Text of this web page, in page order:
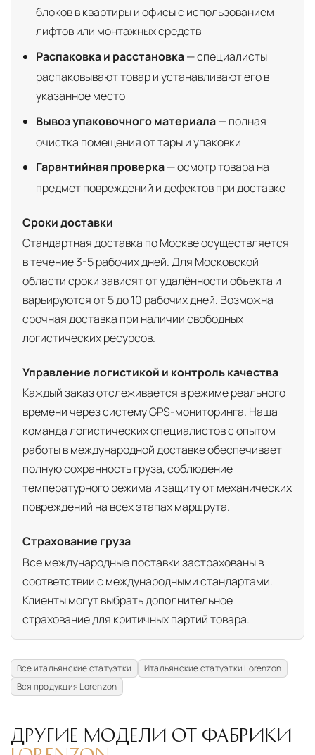
блоков в квартиры и офисы с использованием
лифтов или монтажных средств
Распаковка и расстановка— специалисты
распаковывают товар и устанавливают его в
указанное место
Вывоз упаковочного материала— полная
очистка помещения от тары и упаковки
Гарантийная проверка— осмотр товара на
предмет повреждений и дефектов при доставке
Сроки доставки
Стандартная доставка по Москве осуществляется
в течение 3-5 рабочих дней. Для Московской
области сроки зависят от удалённости объекта и
варьируются от 5 до 10 рабочих дней. Возможна
срочная доставка при наличии свободных
логистических ресурсов.
Управление логистикой и контроль качества
Каждый заказ отслеживается в режиме реального
времени через систему GPS-мониторинга. Наша
команда логистических специалистов с опытом
работы в международной доставке обеспечивает
полную сохранность груза, соблюдение
температурного режима и защиту от механических
повреждений на всех этапах маршрута.
Страхование груза
Все международные поставки застрахованы в
соответствии с международными стандартами.
Клиенты могут выбрать дополнительное
страхование для критичных партий товара.
Все итальянские статуэтки
Итальянские статуэтки Lorenzon
Вся продукция Lorenzon
ДРУГИЕ МОДЕЛИ ОТ ФАБРИКИ